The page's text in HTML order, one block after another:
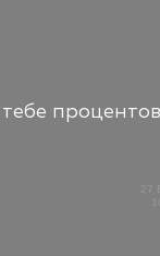
тебе
27